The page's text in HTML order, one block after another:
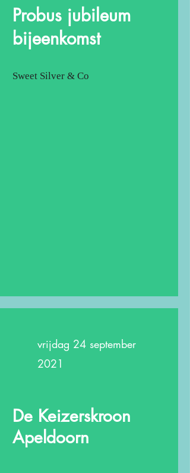
Probus jubileum
bijeenkomst
Sweet Silver & Co
vrijdag 24 september
2021
De Keizerskroon
Apeldoorn